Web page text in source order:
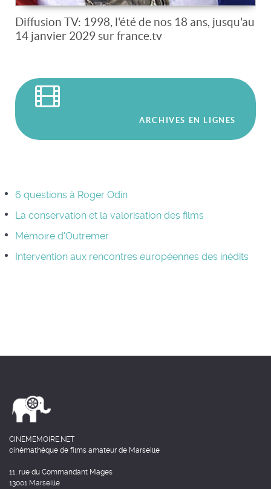
Diffusion TV: 1998, l'été de nos 18 ans, jusqu'au
14 janvier 2029 sur france.tv
ARCHIVES EN LIGNES
6 questions à Roger Odin
La conservation et la valorisation des films
Mémoire d'Outremer
Intervention aux rencontres européennes des inédits
CINEMEMOIRE.NET
cinémathèque de films amateur de Marseille
11, rue du Commandant Mages
13001 Marseille